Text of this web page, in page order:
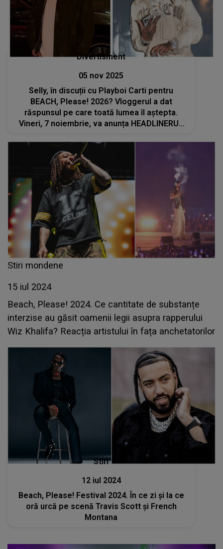
Divertisment
05 nov 2025
Selly, în discuții cu Playboi Carti pentru
BEACH, Please! 2026? Vloggerul a dat
răspunsul pe care toată lumea îl aștepta.
Vineri, 7 noiembrie, va anunța HEADLINERUL
Stiri mondene
15 iul 2024
Beach, Please! 2024. Ce cantitate de substanțe
interzise au găsit oamenii legii asupra rapperului
Wiz Khalifa? Reacția artistului în fața anchetatorilor
Stiri
12 iul 2024
Beach, Please! Festival 2024. În ce zi și la ce
oră urcă pe scenă Travis Scott și French
Montana